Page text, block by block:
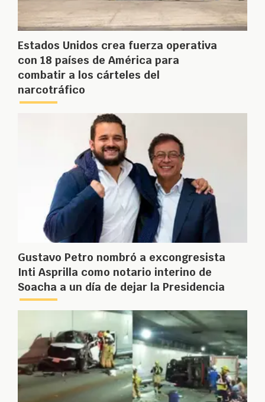
Estados Unidos crea fuerza operativa
con 18 países de América para
combatir a los cárteles del
narcotráfico
Gustavo Petro nombró a excongresista
Inti Asprilla como notario interino de
Soacha a un día de dejar la Presidencia